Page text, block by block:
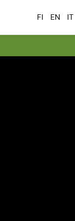
FI EN IT